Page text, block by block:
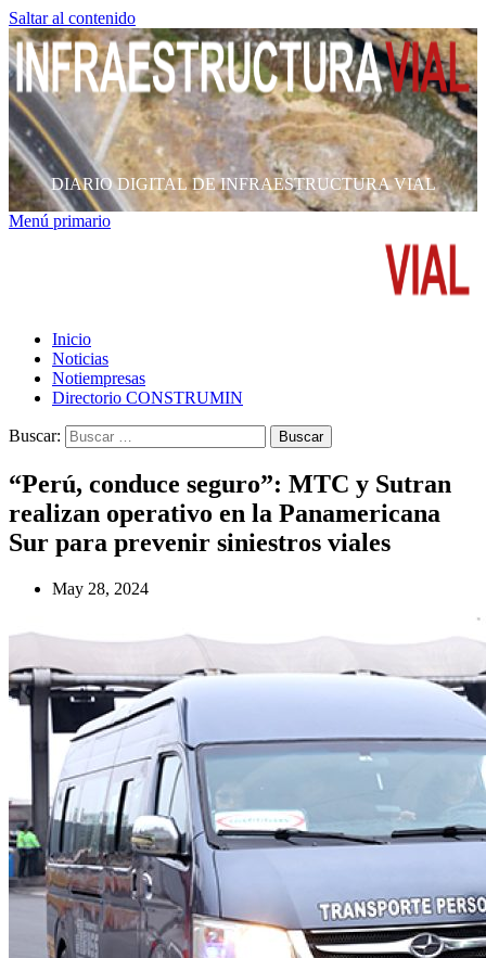
Saltar al contenido
DIARIO DIGITAL DE INFRAESTRUCTURA VIAL
Menú primario
Inicio
Noticias
Notiempresas
Directorio CONSTRUMIN
Buscar:
“Perú, conduce seguro”: MTC y Sutran
realizan operativo en la Panamericana
Sur para prevenir siniestros viales
May 28, 2024